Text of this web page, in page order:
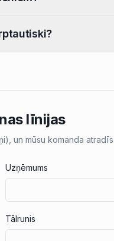
līnijas
un mūsu komanda
Uzņēmums
Tālrunis